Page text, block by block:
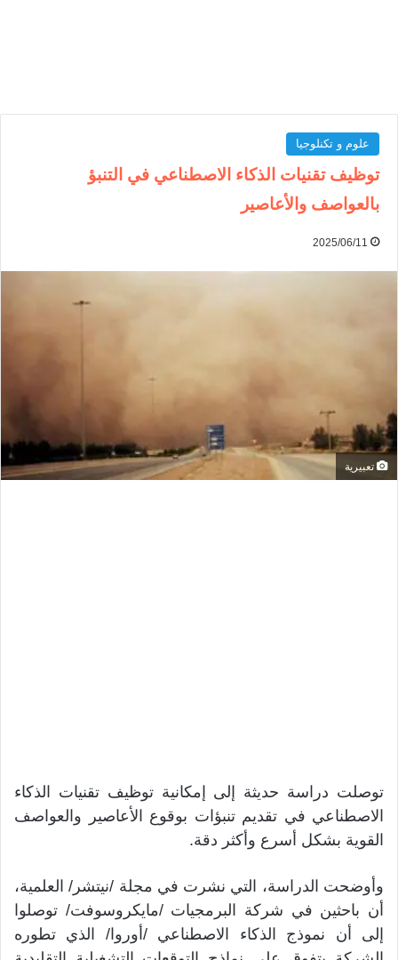
علوم و تكنلوجيا
توظيف تقنيات الذكاء الاصطناعي في التنبؤ
بالعواصف والأعاصير
2025/06/11
تعبيرية
توصلت دراسة حديثة إلى إمكانية توظيف تقنيات الذكاء
الاصطناعي في تقديم تنبؤات بوقوع الأعاصير والعواصف
القوية بشكل أسرع وأكثر دقة.
وأوضحت الدراسة، التي نشرت في مجلة /نيتشر/ العلمية،
أن باحثين في شركة البرمجيات /مايكروسوفت/ توصلوا
إلى أن نموذج الذكاء الاصطناعي /أوروا/ الذي تطوره